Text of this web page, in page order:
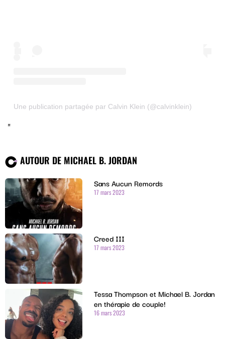
Une publication partagée par Calvin Klein (@calvinklein)
AUTOUR DE MICHAEL B. JORDAN
Sans Aucun Remords
17 mars 2023
Creed III
17 mars 2023
Tessa Thompson et Michael B. Jordan
en thérapie de couple!
16 mars 2023